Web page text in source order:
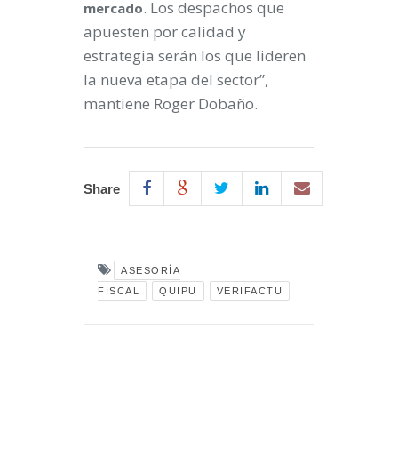
mercado. Los despachos que
apuesten por calidad y
estrategia serán los que lideren
la nueva etapa del sector”,
mantiene Roger Dobaño.
Share
ASESORÍA
FISCAL
QUIPU VERIFACTU